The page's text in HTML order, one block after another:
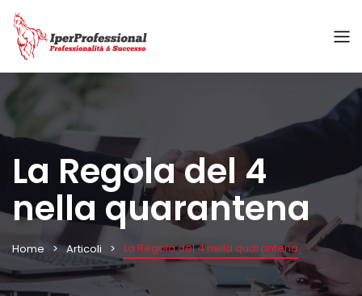
La Regola del 4
nella quarantena
Home Articoli La Regola del 4 nella quarantena